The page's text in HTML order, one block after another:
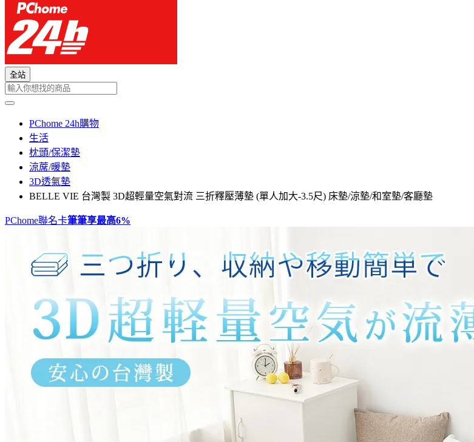
全站
PChome 24h購物
生活
枕頭/保潔墊
涼蓆/暖墊
3D透氣墊
BELLE VIE 台灣製 3D超輕量空氣對流 三折釋壓薄墊 (單人加大-3.5尺) 床墊/涼墊/和室墊/客廳墊
PChome聯名卡筆筆享最高6%